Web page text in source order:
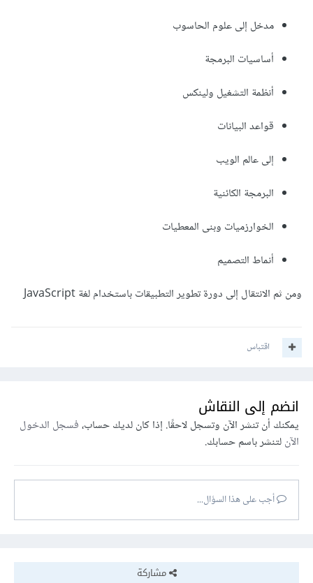
مدخل إلى علوم الحاسوب
أساسيات البرمجة
أنظمة التشغيل ولينكس
قواعد البيانات
إلى عالم الويب
البرمجة الكائنية
الخوارزميات وبنى المعطيات
أنماط التصميم
ومن ثم الانتقال إلى دورة تطوير التطبيقات باستخدام لغة JavaScript
اقتباس
انضم إلى النقاش
يمكنك أن تنشر الآن وتسجل لاحقًا. إذا كان لديك حساب،فسجل الدخول
الآنلتنشر باسم حسابك.
أجب على هذا السؤال...
مشاركة